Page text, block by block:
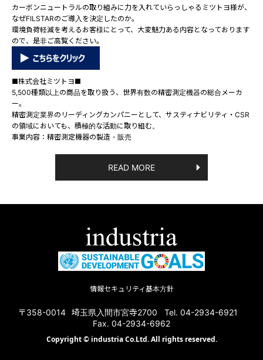
カーボンニュートラルの取り組みに力を入れていらっしゃるミツトヨ様が、
なぜFILSTARのご導入を決定したのか。
環境負荷軽減を考えるお客様にとって、大変魅力ある内容となっております
ので、是非ご高覧ください。
■株式会社ミツトヨ■
5,500種類以上の商品を取り扱う、世界有数の精密測定機器の総合メーカ
ー。
精密測定業界のリーディングカンパニーとして、サスティナビリティ・CSR
の領域においても、積極的な活動に取り組む。
事業内容：精密測定機器の製造・販売
READ MORE
情報セキュリティ基本方針
〒358-0014 埼玉県入間市宮寺2700
Tel. 04-2934-6921
Fax. 04-2934-6962
Copyright © industria Co.Ltd. All rights reserved.